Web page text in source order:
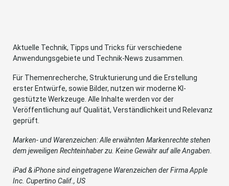
Aktuelle Technik, Tipps und Tricks für verschiedene
Anwendungsgebiete und Technik-News zusammen.
Für Themenrecherche, Strukturierung und die Erstellung
erster Entwürfe, sowie Bilder, nutzen wir moderne KI-
gestützte Werkzeuge. Alle Inhalte werden vor der
Veröffentlichung auf Qualität, Verständlichkeit und Relevanz
geprüft.
Marken- und Warenzeichen: Alle erwähnten Markenrechte stehen
dem jeweiligen Rechteinhaber zu. Keine Gewähr auf alle Angaben.
iPad & iPhone sind eingetragene Warenzeichen der Firma Apple
Inc. Cupertino Calif., US